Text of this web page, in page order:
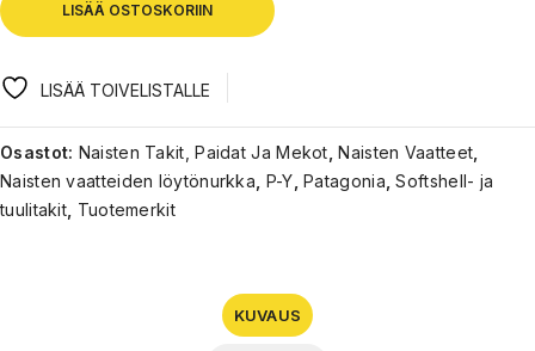
LISÄÄ OSTOSKORIIN
LISÄÄ TOIVELISTALLE
Osastot: Naisten Takit, Paidat Ja Mekot, Naisten Vaatteet,
Naisten vaatteiden löytönurkka, P-Y, Patagonia,Softshell- ja
tuulitakit, Tuotemerkit
KUVAUS